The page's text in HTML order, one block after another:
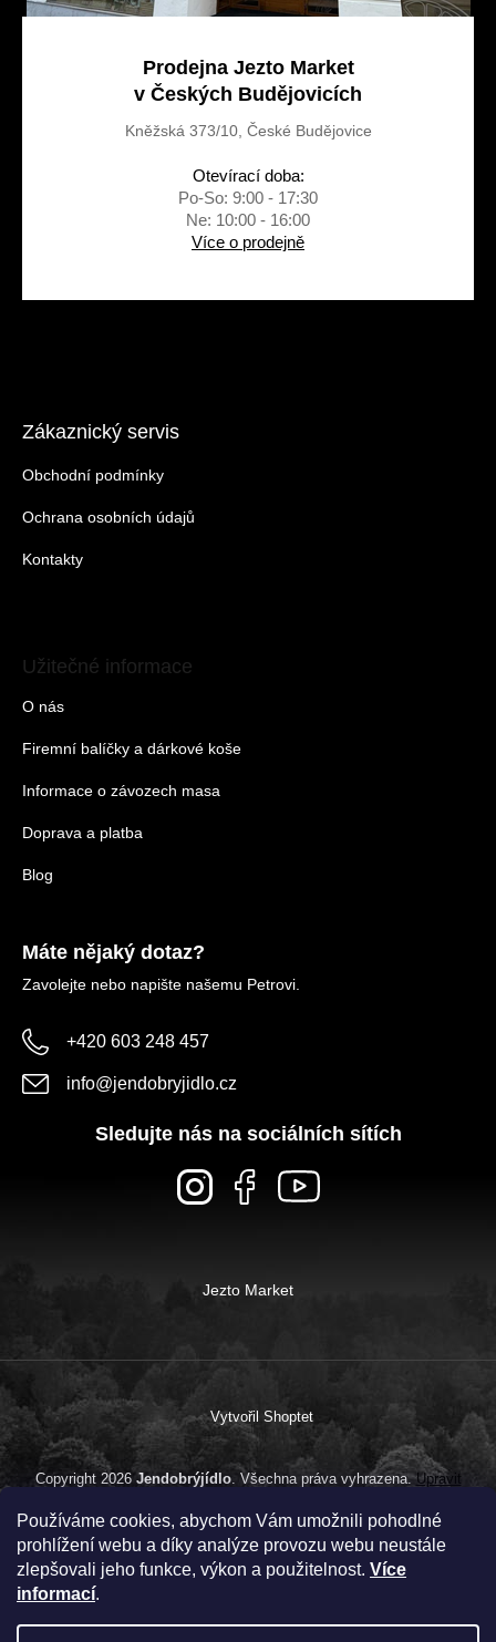
Používáme cookies, abychom Vám umožnili pohodlné
prohlížení webu a díky analýze provozu webu neustále
zlepšovali jeho funkce, výkon a použitelnost. Více
informací.
Prodejna Jezto Market
v Českých Budějovicích
Kněžská 373/10, České Budějovice
Otevírací doba:
Po-So: 9:00 - 17:30
Ne: 10:00 - 16:00
Více o prodejně
Zákaznický servis
Obchodní podmínky
Ochrana osobních údajů
Kontakty
Užitečné informace
O nás
Firemní balíčky a dárkové koše
Informace o závozech masa
Doprava a platba
Blog
Máte nějaký dotaz?
Zavolejte nebo napište našemu Petrovi.
+420 603 248 457
info@jendobryjidlo.cz
Sledujte nás na sociálních sítích
Jezto Market
Vytvořil Shoptet
Copyright 2026 Jendobrýjídlo. Všechna práva vyhrazena.Upravit